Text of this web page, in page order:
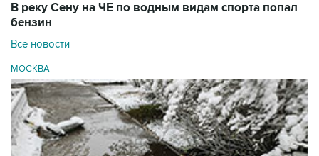
В реку Сену на ЧЕ по водным видам спорта попал
бензин
Все новости
МОСКВА